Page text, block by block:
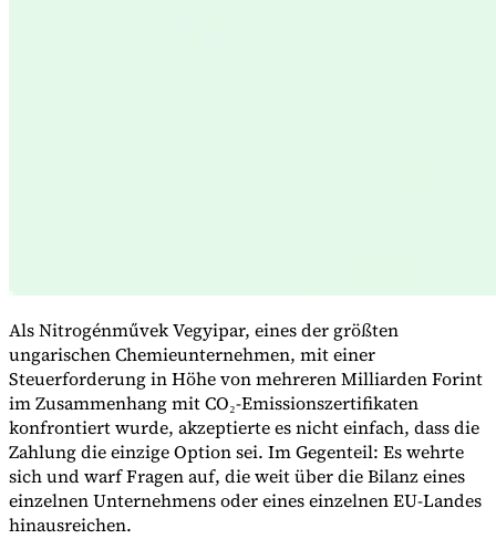
Als Nitrogénművek Vegyipar, eines der größten
ungarischen Chemieunternehmen, mit einer
Steuerforderung in Höhe von mehreren Milliarden Forint
im Zusammenhang mit CO₂-Emissionszertifikaten
konfrontiert wurde, akzeptierte es nicht einfach, dass die
Zahlung die einzige Option sei. Im Gegenteil: Es wehrte
sich und warf Fragen auf, die weit über die Bilanz eines
einzelnen Unternehmens oder eines einzelnen EU-Landes
hinausreichen.